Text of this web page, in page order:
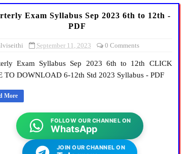
Exam Syllabus Sep 2023 6th to 12th -
PDF
September 11, 2023 0 Comments
Exam Syllabus Sep 2023 6th to 12th CLICK
TO DOWNLOAD 6-12th Std 2023 Syllabus - PDF
More
FOLLOW OUR CHANNEL ON
WhatsApp
JOIN OUR CHANNEL ON